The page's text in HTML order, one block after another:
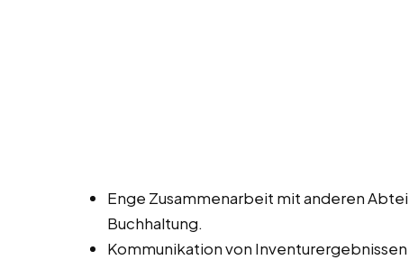
Enge Zusammenarbeit mit anderen
Buchhaltung.
Kommunikation von